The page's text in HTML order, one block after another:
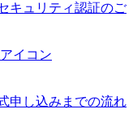
キュリティ認証のご
申し込みまでの流れ